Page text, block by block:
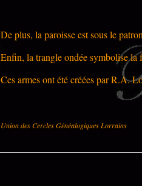
De plus, la paroisse est sous le
Enfin, la trangle ondée symbolise la
Ces armes ont été créées par R.A.
Union des Cercles Généalogiques Lorrains